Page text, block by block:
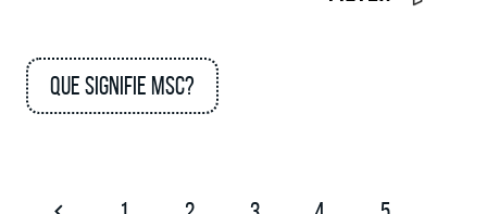
Que signifie MSC?